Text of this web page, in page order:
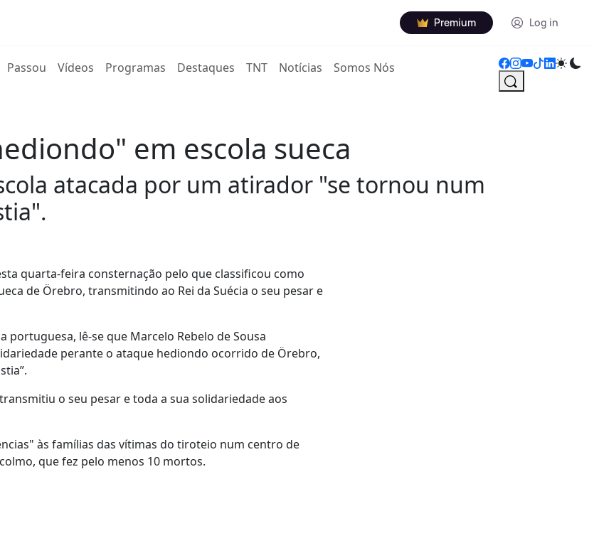
Premium Log in
Passou Vídeos Programas Destaques TNT Notícias Somos Nós
em escola sueca
atacada por um atirador "se tornou num
quarta-feira consternação pelo que classificou como
de Örebro, transmitindo ao Rei da Suécia o seu pesar e
lê-se que Marcelo Rebelo de Sousa
perante o ataque hediondo ocorrido de Örebro,
o seu pesar e toda a sua solidariedade aos
às famílias das vítimas do tiroteio num centro de
que fez pelo menos 10 mortos.